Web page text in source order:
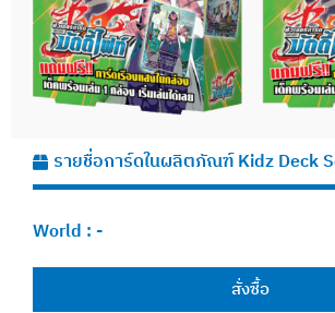
รายชื่อการ์ดในผลิตภัณฑ์ Kidz Deck
World : -
สั่งซื้อ